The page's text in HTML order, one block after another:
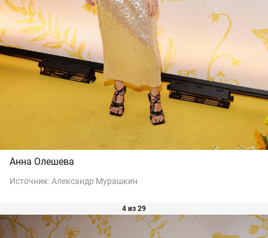
Анна Олешева
Источник:Александр Мурашкин
4 из 29